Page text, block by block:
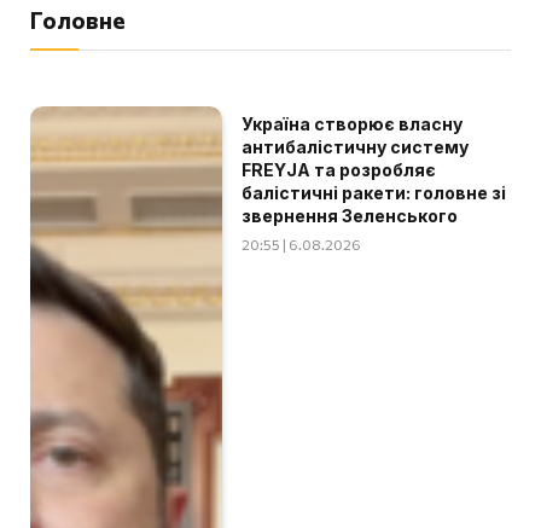
Головне
Україна створює власну
антибалістичну систему
FREYJA та розробляє
балістичні ракети: головне зі
звернення Зеленського
20:55 | 6.08.2026